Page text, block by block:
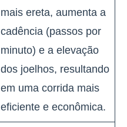
mais ereta, aumenta a
cadência (passos por
minuto) e a elevação
dos joelhos, resultando
em uma corrida mais
eficiente e econômica.